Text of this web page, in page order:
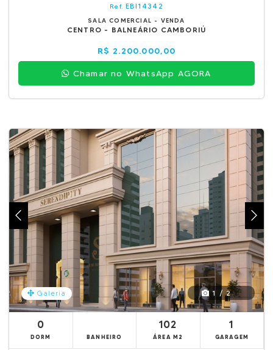
Ref. EBI14342
SALA COMERCIAL - VENDA
CENTRO - BALNEÁRIO CAMBORIÚ
R$ 2.200.000,00
Chamar no WhatsApp AGORA
Galeria 1 / 2
0
DORM BANHEIRO
102
ÁREA M2
1
GARAGEM